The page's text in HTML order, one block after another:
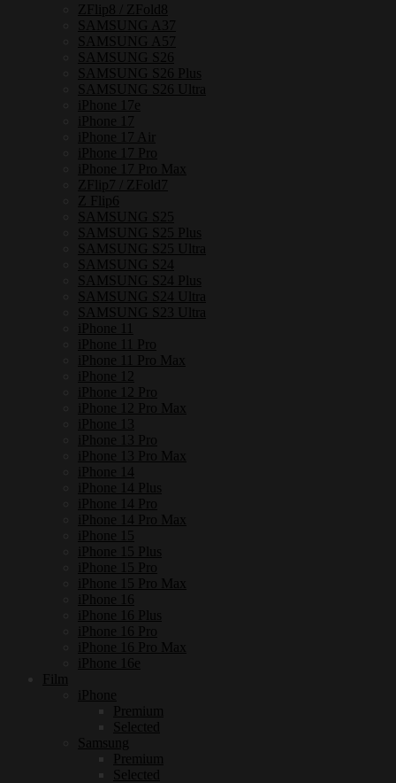
ZFlip8 / ZFold8
SAMSUNG A37
SAMSUNG A57
SAMSUNG S26
SAMSUNG S26 Plus
SAMSUNG S26 Ultra
iPhone 17e
iPhone 17
iPhone 17 Air
iPhone 17 Pro
iPhone 17 Pro Max
ZFlip7 / ZFold7
Z Flip6
SAMSUNG S25
SAMSUNG S25 Plus
SAMSUNG S25 Ultra
SAMSUNG S24
SAMSUNG S24 Plus
SAMSUNG S24 Ultra
SAMSUNG S23 Ultra
iPhone 11
iPhone 11 Pro
iPhone 11 Pro Max
iPhone 12
iPhone 12 Pro
iPhone 12 Pro Max
iPhone 13
iPhone 13 Pro
iPhone 13 Pro Max
iPhone 14
iPhone 14 Plus
iPhone 14 Pro
iPhone 14 Pro Max
iPhone 15
iPhone 15 Plus
iPhone 15 Pro
iPhone 15 Pro Max
iPhone 16
iPhone 16 Plus
iPhone 16 Pro
iPhone 16 Pro Max
iPhone 16e
Film
iPhone
Premium
Selected
Samsung
Premium
Selected